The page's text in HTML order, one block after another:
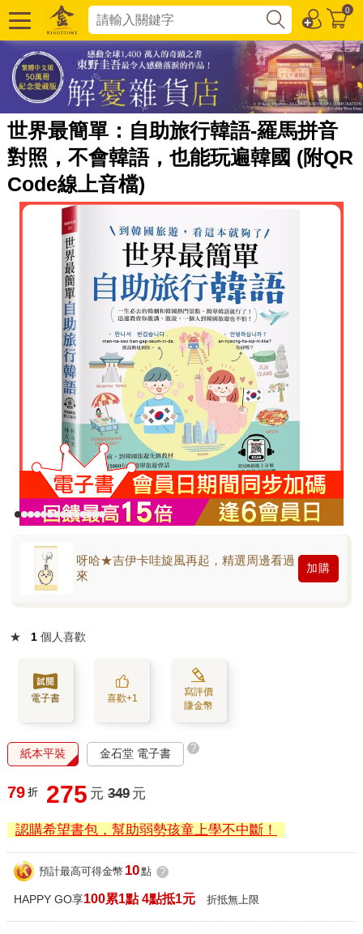
0
世界最簡單：自助旅行韓語-羅馬拼音
對照，不會韓語，也能玩遍韓國 (附QR
Code線上音檔)
呀哈★吉伊卡哇旋風再起，精選周邊看過
來
加購
★ 1 個人喜歡
電子書 喜歡+1
寫評價
賺金幣
紙本平裝 金石堂 電子書 ?
79 折 275 元 349 元
認購希望書包，幫助弱勢孩童上學不中斷！
預計最高可得金幣 10點 ?
HAPPY GO享100累1點 4點抵1元 折抵無上限